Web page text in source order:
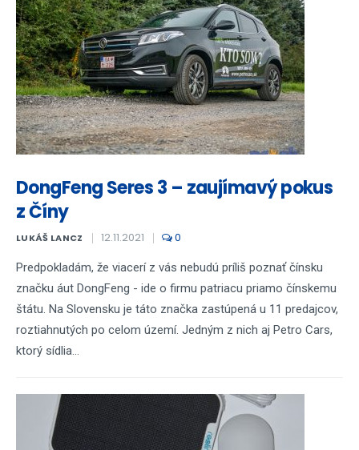
DongFeng Seres 3 – zaujímavý pokus
z Číny
LUKÁŠ LANCZ 12.11.2021 0
Predpokladám, že viacerí z vás nebudú príliš poznať čínsku
značku áut DongFeng - ide o firmu patriacu priamo čínskemu
štátu. Na Slovensku je táto značka zastúpená u 11 predajcov,
roztiahnutých po celom území. Jedným z nich aj Petro Cars,
ktorý sídlia...